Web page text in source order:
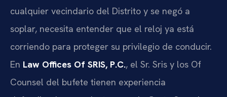
cualquier vecindario del Distrito y se negó a
soplar, necesita entender que el reloj ya está
corriendo para proteger su privilegio de conducir.
En Law Offices Of SRIS, P.C., el Sr. Sris y los Of
Counsel del bufete tienen experiencia